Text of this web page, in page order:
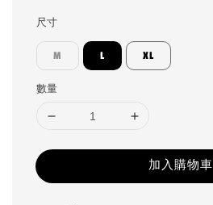
尺寸
M L XL
數量
加入購物車